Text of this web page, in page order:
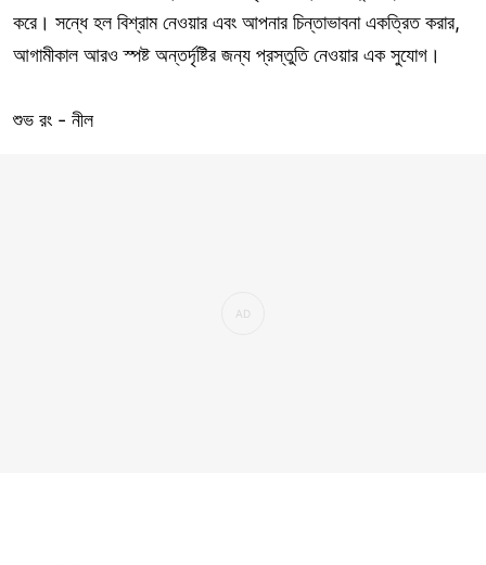
করে। সন্ধে হল বিশ্রাম নেওয়ার এবং আপনার চিন্তাভাবনা একত্রিত করার,
আগামীকাল আরও স্পষ্ট অন্তর্দৃষ্টির জন্য প্রস্তুতি নেওয়ার এক সুযোগ।
শুভ রং - নীল